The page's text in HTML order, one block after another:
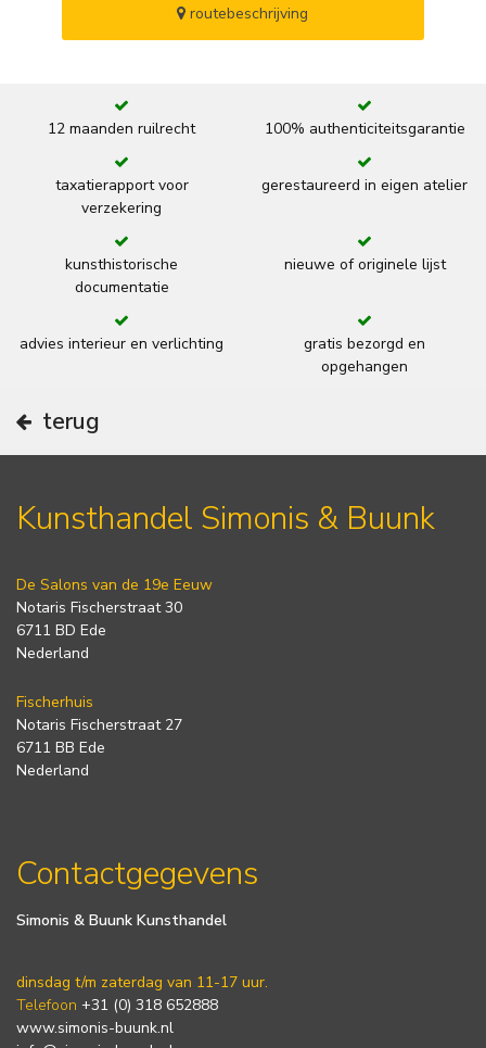
routebeschrijving
12 maanden ruilrecht 100% authenticiteitsgarantie
taxatierapport voor
verzekering
gerestaureerd in eigen atelier
kunsthistorische
documentatie
nieuwe of originele lijst
advies interieur en verlichting
gratis bezorgd en
opgehangen
terug
Kunsthandel Simonis & Buunk
De Salons van de 19e Eeuw
Notaris Fischerstraat 30
6711 BD Ede
Nederland
Fischerhuis
Notaris Fischerstraat 27
6711 BB Ede
Nederland
Contactgegevens
Simonis & Buunk Kunsthandel
dinsdag t/m zaterdag van 11-17 uur.
Telefoon +31 (0) 318 652888
www.simonis-buunk.nl